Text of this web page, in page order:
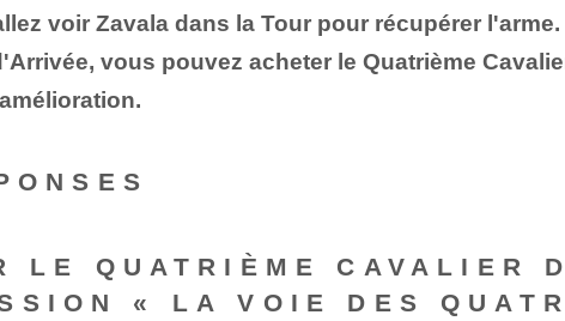
voir Zavala dans la Tour pour récupérer l'arme.
vous pouvez acheter le Quatrième
LE QUATRIÈME CAVALIER
« LA VOIE DES